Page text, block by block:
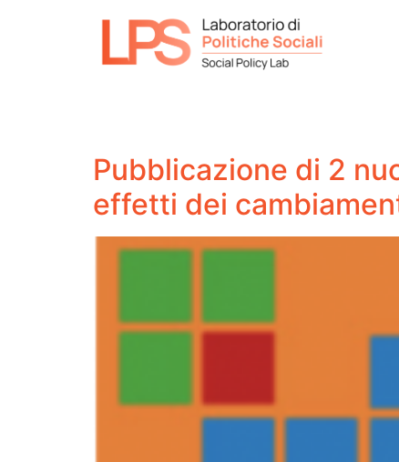
Pubblicazione di 2
effetti dei